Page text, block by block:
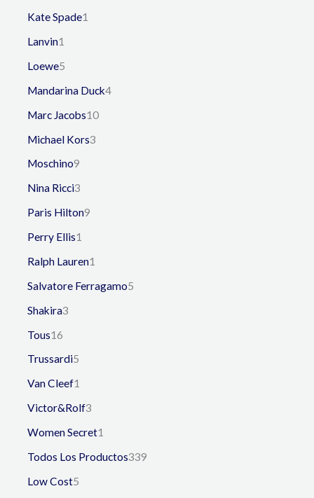
Kate Spade1
Lanvin1
Loewe5
Mandarina Duck4
Marc Jacobs10
Michael Kors3
Moschino9
Nina Ricci3
Paris Hilton9
Perry Ellis1
Ralph Lauren1
Salvatore Ferragamo5
Shakira3
Tous16
Trussardi5
Van Cleef1
Victor&Rolf3
Women Secret1
Todos Los Productos339
Low Cost5